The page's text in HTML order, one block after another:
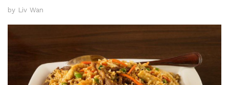
by Liv Wan